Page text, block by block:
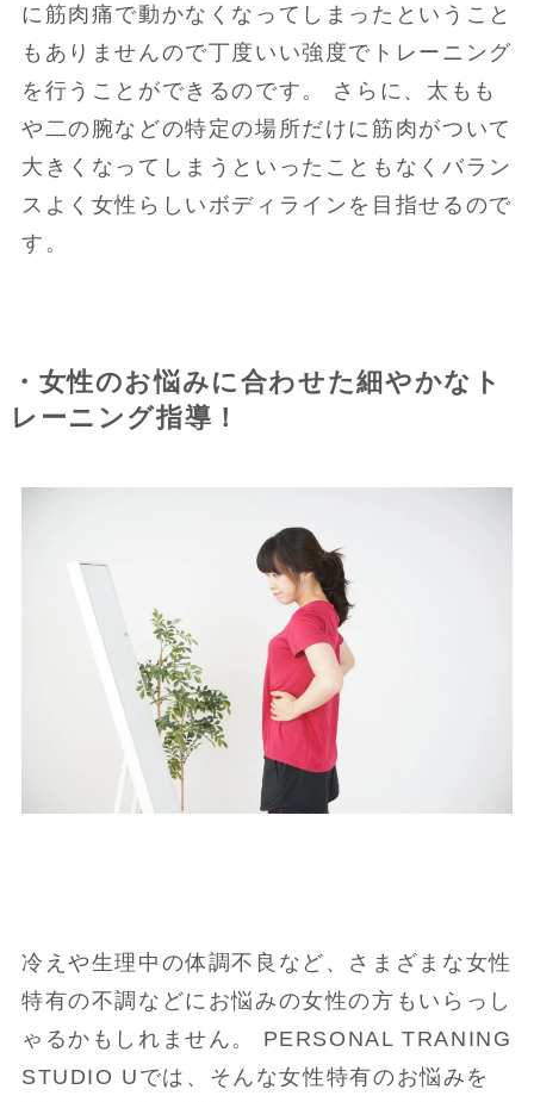
に筋肉痛で動かなくなってしまったということ
もありませんので丁度いい強度でトレーニング
を行うことができるのです。 さらに、太もも
や二の腕などの特定の場所だけに筋肉がついて
大きくなってしまうといったこともなくバラン
スよく女性らしいボディラインを目指せるので
す。
・女性のお悩みに合わせた細やかなト
レーニング指導！
冷えや生理中の体調不良など、さまざまな女性
特有の不調などにお悩みの女性の方もいらっし
ゃるかもしれません。 PERSONAL TRANING
STUDIO Uでは、そんな女性特有のお悩みを